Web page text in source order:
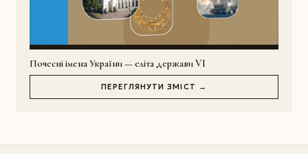
Почесні імена України — еліта держави VI
ПЕРЕГЛЯНУТИ ЗМІСТ →